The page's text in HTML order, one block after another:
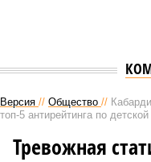
Версия // Общество //
топ-5 антирейтинга по
Тревожная